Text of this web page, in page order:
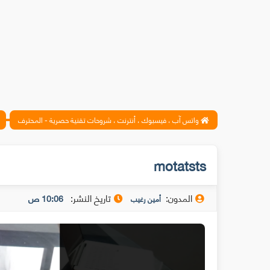
واتس آب ، فيسبوك ، أنترنت ، شروحات تقنية حصرية - المحترف
motatsts
المدون: أمين رغيب تاريخ النشر: 10:06 ص